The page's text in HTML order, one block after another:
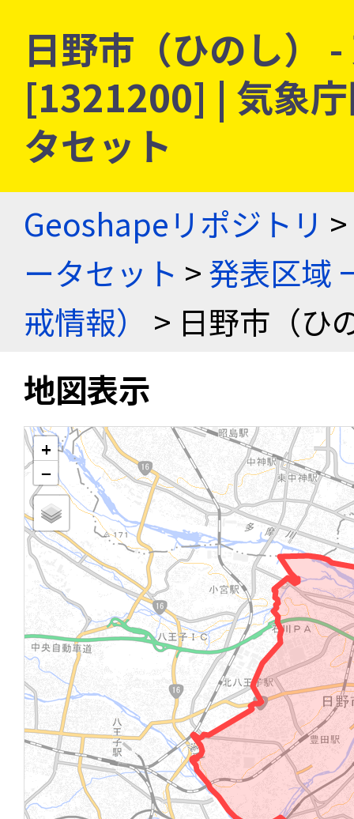
日野市（ひのし）
[1321200] | 気象
タセット
Geoshapeリポジトリ >
ータセット >発表区域
戒情報）
> 日野市（ひ
地図表示
+
−